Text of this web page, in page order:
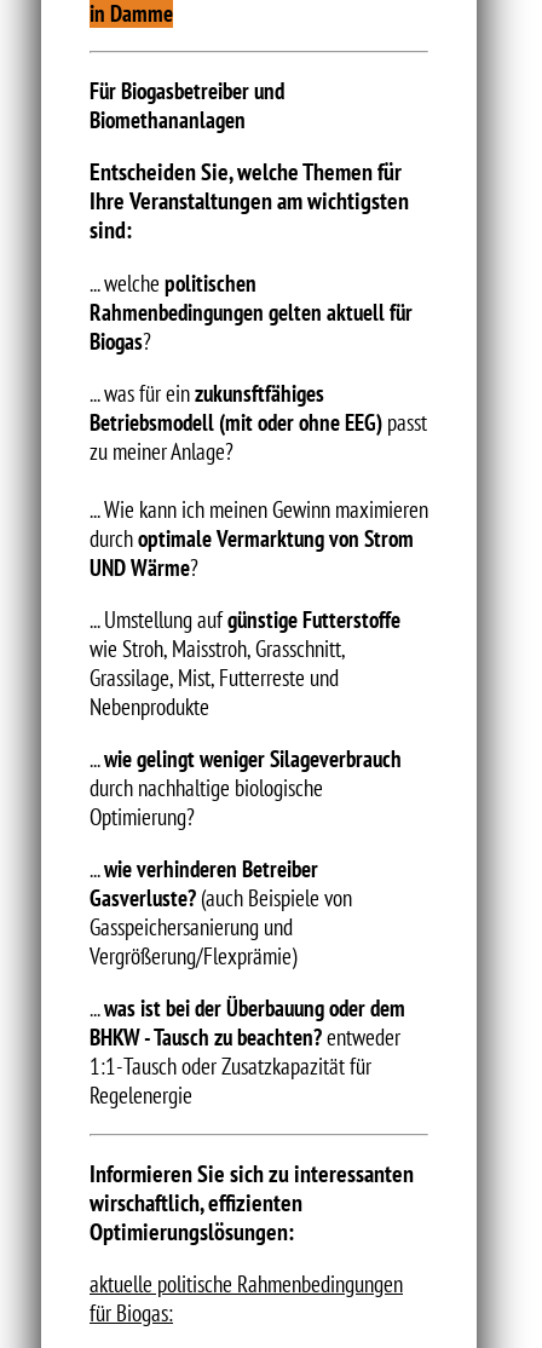
in Damme
Für Biogasbetreiber und
Biomethananlagen
Entscheiden Sie, welche Themen für
Ihre Veranstaltungen am wichtigsten
sind:
... welche politischen
Rahmenbedingungen gelten aktuell für
Biogas?
... was für einzukunsftfähiges
Betriebsmodell (mit oder ohne EEG) passt
zu meiner Anlage?
... Wie kann ich meinen Gewinn maximieren
durchoptimale Vermarktung von Strom
UND Wärme?
... Umstellung aufgünstige Futterstoffe
wie Stroh, Maisstroh, Grasschnitt,
Grassilage, Mist, Futterreste und
Nebenprodukte
...wie gelingt weniger Silageverbrauch
durch nachhaltige biologische
Optimierung?
...wie verhinderen Betreiber
Gasverluste? (auch Beispiele von
Gasspeichersanierung und
Vergrößerung/Flexprämie)
...was ist bei der Überbauung oder dem
BHKW - Tausch zu beachten?entweder
1:1-Tausch oder Zusatzkapazität für
Regelenergie
Informieren Sie sich zu interessanten
wirschaftlich, effizienten
Optimierungslösungen:
aktuelle politische Rahmenbedingungen
für Biogas: